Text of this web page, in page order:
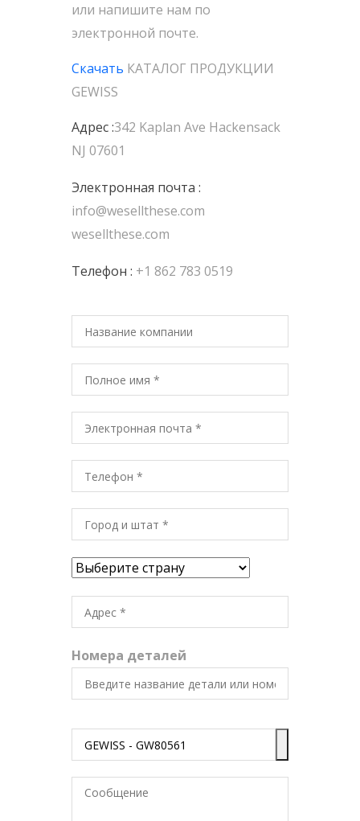
или напишите нам по
электронной почте.
Скачать КАТАЛОГ ПРОДУКЦИИ
GEWISS
Адрес :342 Kaplan Ave Hackensack
NJ 07601
Электронная почта :
info@wesellthese.com
wesellthese.com
Телефон : +1 862 783 0519
Номера деталей